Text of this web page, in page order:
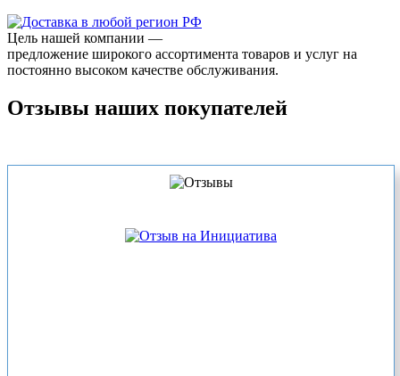
Цель нашей компании —
предложение широкого ассортимента товаров и услуг на
постоянно высоком качестве обслуживания.
Отзывы наших покупателей